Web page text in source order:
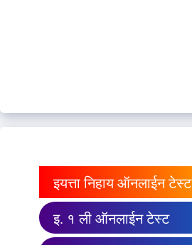
इयत्ता निहाय ऑनलाईन टेस्ट
इ. १ ली ऑनलाईन टेस्ट